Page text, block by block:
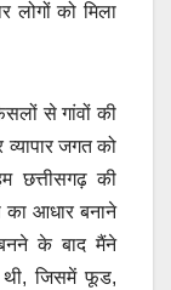
को मिला
से गांवों की
जगत को
छत्तीसगढ़ की
का आधार बनाने
के बाद मैंने
थी, जिसमें फूड,